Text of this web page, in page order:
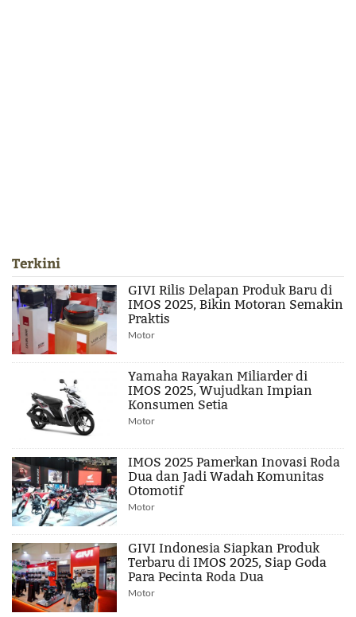
Terkini
GIVI Rilis Delapan Produk Baru di
IMOS 2025, Bikin Motoran Semakin
Praktis
Motor
Yamaha Rayakan Miliarder di
IMOS 2025, Wujudkan Impian
Konsumen Setia
Motor
IMOS 2025 Pamerkan Inovasi Roda
Dua dan Jadi Wadah Komunitas
Otomotif
Motor
GIVI Indonesia Siapkan Produk
Terbaru di IMOS 2025, Siap Goda
Para Pecinta Roda Dua
Motor